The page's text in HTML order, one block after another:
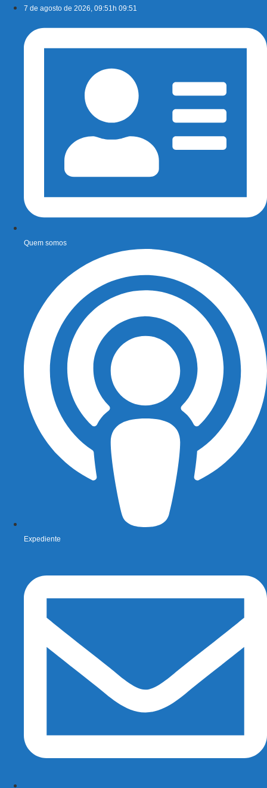
conteúdo
7 de agosto de 2026, 09:51h 09:51
Quem somos
Expediente